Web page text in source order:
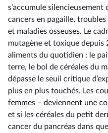
s’accumule
cancers en pagaille,
et maladies osseuses. Le
mutagène et toxique depuis
aliments du quotidien : le
terre, le bol de céréales du
dépasse le seuil critique
plus en plus touchés. Les
femmes – deviennent une
et si les céréales du petit
cancer du pancréas dans